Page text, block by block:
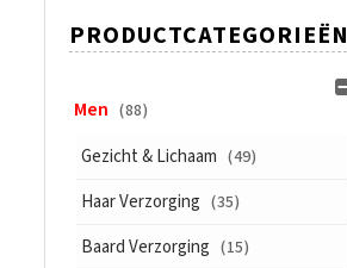
PRODUCTCATEGORIEËN
Men (88)
Gezicht & Lichaam (49)
Haar Verzorging (35)
Baard Verzorging (15)